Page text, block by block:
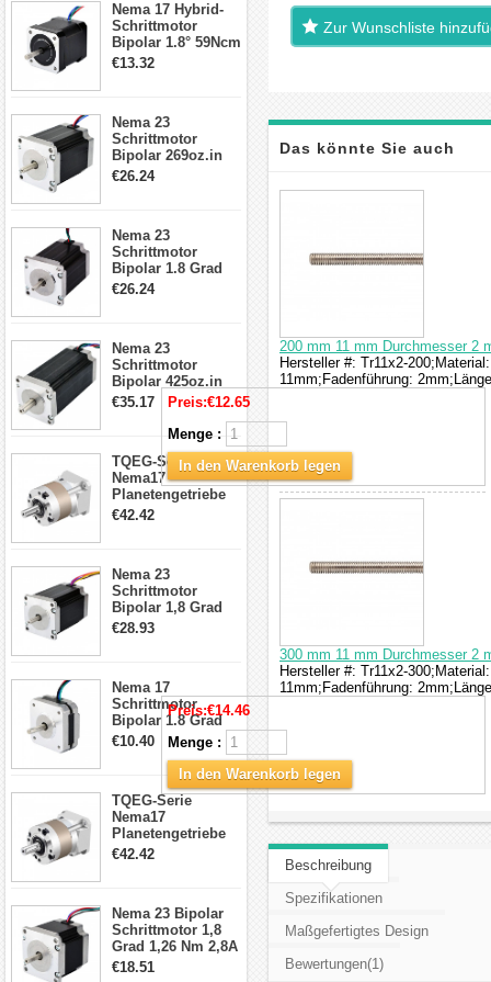
Schrittmotor
Nema 17 Hybrid-
Schrittmotor
Bipolar 1.8° 59Ncm
2A 4 Drähte mit 1m
€13.32
Nema 23
Schrittmotor
Bipolar 269oz.in
2,8A 57x57x76mm
€26.24
Nema 23
Schrittmotor
Bipolar 1.8 Grad
1.9Nm 3A 3.36V 4
€26.24
Nema 23
Schrittmotor
Bipolar 425oz.in
4.2A 57x57x114mm
Schrittmotor
€35.17
TQEG-Serie
Nema17
Planetengetriebe
5:1 Spiel 15Arc-
€42.42
Nema 23
Schrittmotor
Bipolar 1,8 Grad
2,83Nm 4 A 2,26V
€28.93
Nema 17
Schrittmotor
Bipolar 1.8 Grad
8.7Ncm 1A 3.5V 4
Draden Hybrid-
Schrittmotor
€10.40
TQEG-Serie
Nema17
Planetengetriebe
10:1 Spiel 15Arc-
€42.42
Nema 23 Bipolar
Schrittmotor 1,8
Grad 1,26 Nm 2,8A
2,5V 4 Drähte
€18.51
Zur Wunschliste
Das könnte Sie auch
interessieren
200 mm 11 mm Durchmesser 2
Hersteller #: Tr11x2-
11mm;Fadenführung:
Preis:€12.65
Menge :
In den Warenkorb legen
300 mm 11 mm Durchmesser 2
Hersteller #: Tr11x2-
11mm;Fadenführung:
Preis:€14.46
Menge :
In den Warenkorb legen
Beschreibung
Spezifikationen
Maßgefertigtes Design
Bewertungen(1)